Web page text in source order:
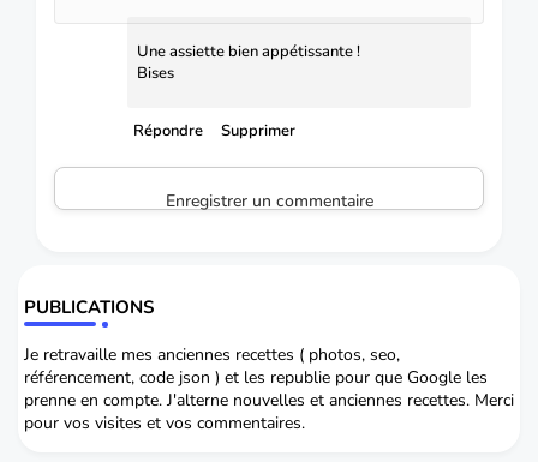
Une assiette bien appétissante !
Bises
Répondre Supprimer
Enregistrer un commentaire
PUBLICATIONS
Je retravaille mes anciennes recettes ( photos, seo,
référencement, code json ) et les republie pour que Google les
prenne en compte. J'alterne nouvelles et anciennes recettes. Merci
pour vos visites et vos commentaires.